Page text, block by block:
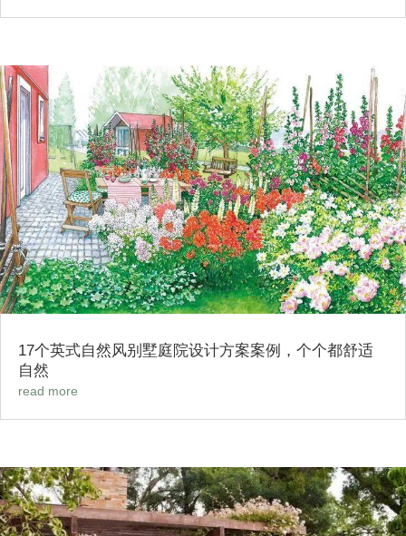
17个英式自然风别墅庭院设计方案案例，个个都舒适
自然
read more